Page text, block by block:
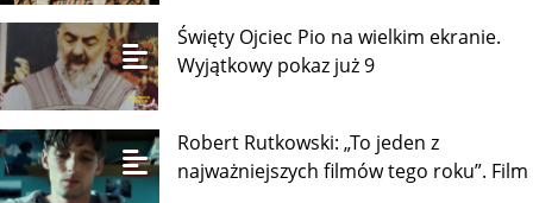
Święty Ojciec Pio na wielkim ekranie.
Wyjątkowy pokaz już 9
Robert Rutkowski: „To jeden z
najważniejszych filmów tego roku”. Film